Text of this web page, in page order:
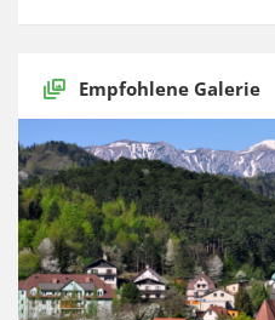
Empfohlene Galerie